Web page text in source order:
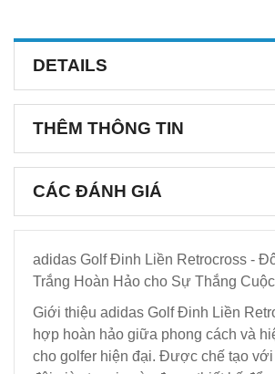
DETAILS
THÊM THÔNG TIN
CÁC ĐÁNH GIÁ
adidas Golf Đinh Liền Retrocross -
Trắng Hoàn Hảo cho Sự Thắng
Giới thiệu adidas Golf Đinh Liền
hợp hoàn hảo giữa phong cách và
cho golfer hiện đại. Được chế tạo với